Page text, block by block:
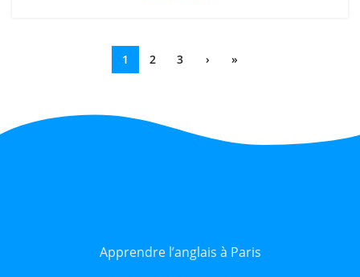
1 2 3 › »
Apprendre l’anglais à Paris